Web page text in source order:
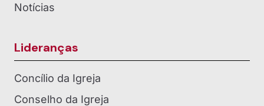
Notícias
Lideranças
Concílio da Igreja
Conselho da Igreja